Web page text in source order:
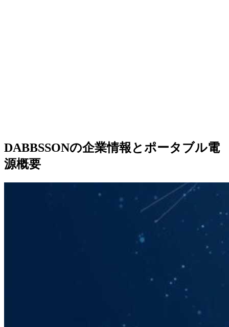
DABBSSONの企業情報とポータブル電
源概要